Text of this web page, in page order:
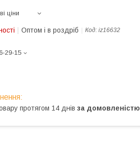
ціни
Оптом і в роздріб Код: iz16632
29-15
протягом 14 днів за домовленістю